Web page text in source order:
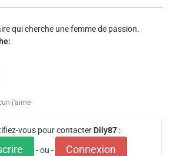
qui cherche une femme de passion.
j'aime
vous pour contacter Dily87 :
- ou - Connexion